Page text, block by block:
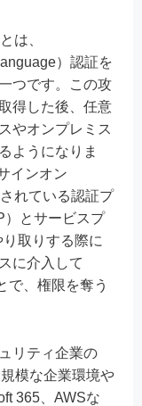
は、
）認証を
つです。この攻
得した後、任意
やオンプレミス
ようになりま
インオン
れている認証プ
）とサービスプ
取りする際に
に介入して
で、権限を奪う
リティ企業の
模な企業環境や
365、AWSな